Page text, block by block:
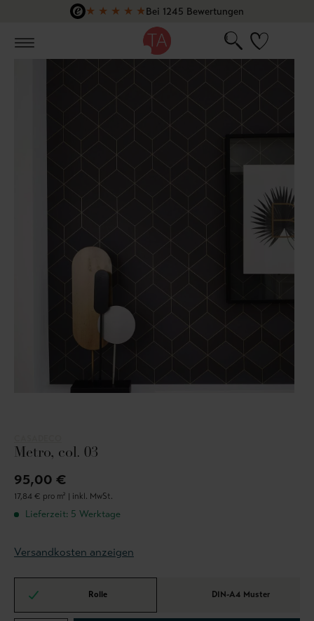
Zum Hauptinhalt springen
★ ★ ★ ★ ★Bei 1245 Bewertungen
Metro, col. 03
95,00 €
17,84 € pro m² | inkl. MwSt.
Lieferzeit: 5 Werktage
Versandkosten anzeigen
Rolle DIN-A4 Muster